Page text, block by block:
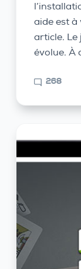
aide est à
article. Le
évolue. À
268